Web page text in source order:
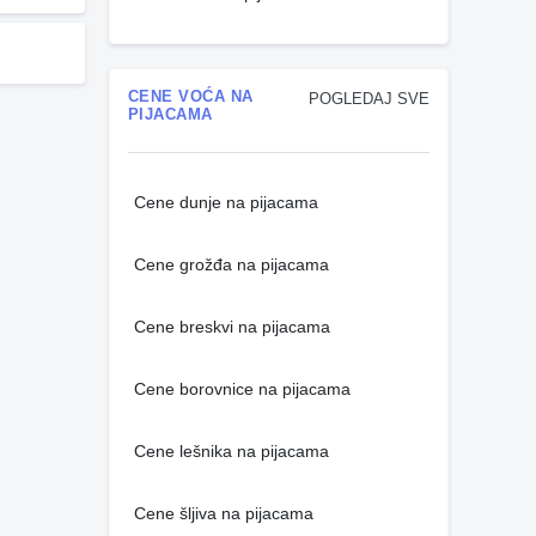
POGLEDAJ SVE
CENE VOĆA NA
PIJACAMA
Cene dunje na pijacama
Cene grožđa na pijacama
Cene breskvi na pijacama
Cene borovnice na pijacama
Cene lešnika na pijacama
Cene šljiva na pijacama